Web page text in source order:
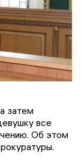
затем
все
Об этом